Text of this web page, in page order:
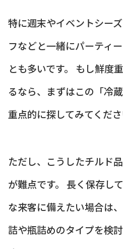
特に週末やイベントシー
フなどと一緒にパーティ
とも多いです。 もし鮮度
るなら、まずはこの「冷
重点的に探してみてくださ
ただし、こうしたチルド
が難点です。 長く保存し
な来客に備えたい場合は
詰や瓶詰めのタイプを検